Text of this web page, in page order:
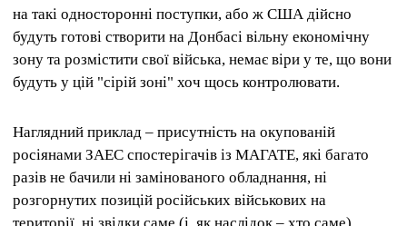
на такі односторонні поступки, або ж США дійсно
будуть готові створити на Донбасі вільну економічну
зону та розмістити свої війська, немає віри у те, що вони
будуть у цій "сірій зоні" хоч щось контролювати.
Наглядний приклад – присутність на окупованій
росіянами ЗАЕС спостерігачів із МАГАТЕ, які багато
разів не бачили ні замінованого обладнання, ні
розгорнутих позицій російських військових на